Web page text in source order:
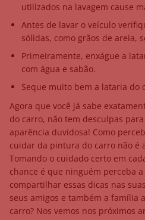
utilizados na lavagem cause
Antes de lavar o veículo
sólidas, como grãos de areia,
Primeiramente, enxágue a
com água e sabão.
Seque muito bem a lataria do
Agora que você já sabe
do carro, não tem desculpas
aparência duvidosa! Como
cuidar da pintura do carro não é
Tomando o cuidado certo em
chance é que ninguém perceba
compartilhar essas dicas nas
seus amigos e também a família
carro? Nos vemos nos próximos